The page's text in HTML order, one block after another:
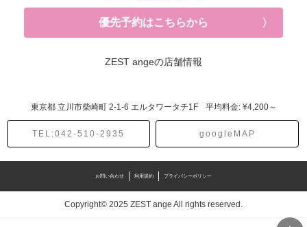
優先予約はこちらから
ZEST angeの店舗情報
東京都 立川市柴崎町 2-1-6 エルタワータチ1F 平均料金: ¥4,200～
TEL:042-510-2935 googleMAP
お問い合わせ 利用規約 プライバシーポリシー
Copyright© 2025 ZEST ange All rights reserved.